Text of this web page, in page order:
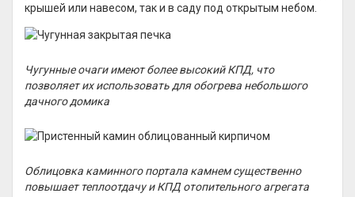
крышей или навесом, так и в саду под открытым небом.
Чугунные очаги имеют более высокий КПД, что
позволяет их использовать для обогрева небольшого
дачного домика
Облицовка каминного портала камнем существенно
повышает теплоотдачу и КПД отопительного агрегата